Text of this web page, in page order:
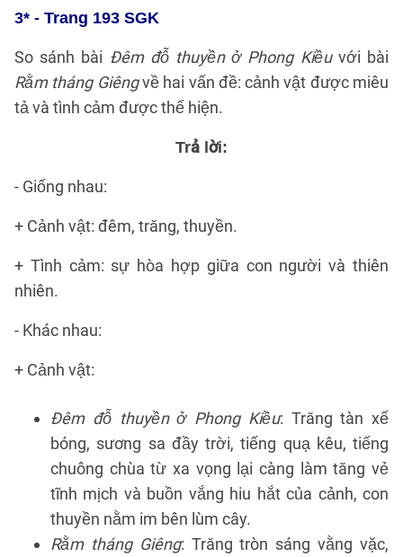
3* - Trang 193 SGK
So sánh bài Đêm đỗ thuyền ở Phong Kiềuvới bài
Rằm tháng Giêngvề hai vấn đề: cảnh vật được miêu
tả và tình cảm được thể hiện.
Trả lời:
- Giống nhau:
+ Cảnh vật: đêm, trăng, thuyền.
+ Tình cảm: sự hòa hợp giữa con người và thiên
nhiên.
- Khác nhau:
+ Cảnh vật:
Đêm đỗ thuyền ở Phong Kiều: Trăng tàn xế
bóng, sương sa đầy trời, tiếng quạ kêu, tiếng
chuông chùa từ xa vọng lại càng làm tăng vẻ
tĩnh mịch và buồn vắng hiu hắt của cảnh, con
thuyền nằm im bên lùm cây.
Rằm tháng Giêng: Trăng tròn sáng vằng vặc,